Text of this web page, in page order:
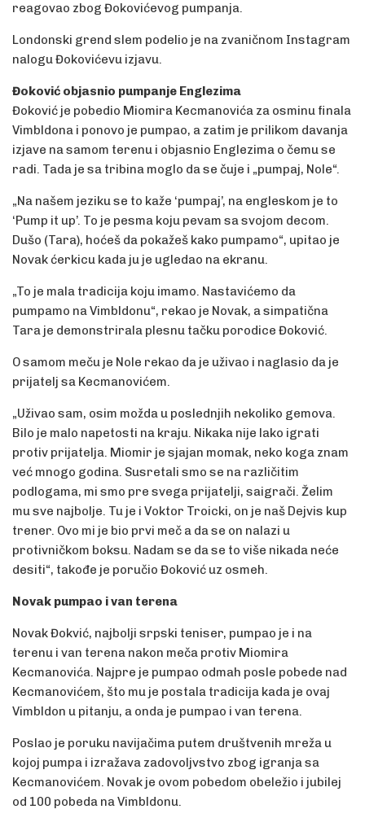
reagovao zbog Đokovićevog pumpanja.
Londonski grend slem podelio je na zvaničnom Instagram
nalogu Đokovićevu izjavu.
Đoković objasnio pumpanje Englezima
Đoković je pobedio Miomira Kecmanovića za osminu finala
Vimbldona i ponovo je pumpao, a zatim je prilikom davanja
izjave na samom terenu i objasnio Englezima o čemu se
radi. Tada je sa tribina moglo da se čuje i „pumpaj, Nole“.
„Na našem jeziku se to kaže ‘pumpaj’, na engleskom je to
‘Pump it up’. To je pesma koju pevam sa svojom decom.
Dušo (Tara), hoćeš da pokažeš kako pumpamo“, upitao je
Novak ćerkicu kada ju je ugledao na ekranu.
„To je mala tradicija koju imamo. Nastavićemo da
pumpamo na Vimbldonu“, rekao je Novak, a simpatična
Tara je demonstrirala plesnu tačku porodice Đoković.
O samom meču je Nole rekao da je uživao i naglasio da je
prijatelj sa Kecmanovićem.
„Uživao sam, osim možda u poslednjih nekoliko gemova.
Bilo je malo napetosti na kraju. Nikaka nije lako igrati
protiv prijatelja. Miomir je sjajan momak, neko koga znam
već mnogo godina. Susretali smo se na različitim
podlogama, mi smo pre svega prijatelji, saigrači. Želim
mu sve najbolje. Tu je i Voktor Troicki, on je naš Dejvis kup
trener. Ovo mi je bio prvi meč a da se on nalazi u
protivničkom boksu. Nadam se da se to više nikada neće
desiti“, takođe je poručio Đoković uz osmeh.
Novak pumpao i van terena
Novak Đokvić, najbolji srpski teniser, pumpao je i na
terenu i van terena nakon meča protiv Miomira
Kecmanovića. Najpre je pumpao odmah posle pobede nad
Kecmanovićem, što mu je postala tradicija kada je ovaj
Vimbldon u pitanju, a onda je pumpao i van terena.
Poslao je poruku navijačima putem društvenih mreža u
kojoj pumpa i izražava zadovoljvstvo zbog igranja sa
Kecmanovićem. Novak je ovom pobedom obeležio i jubilej
od 100 pobeda na Vimbldonu.